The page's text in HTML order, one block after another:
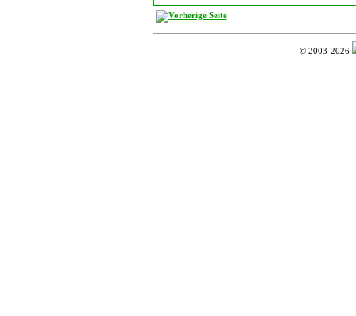
© 2003-2026